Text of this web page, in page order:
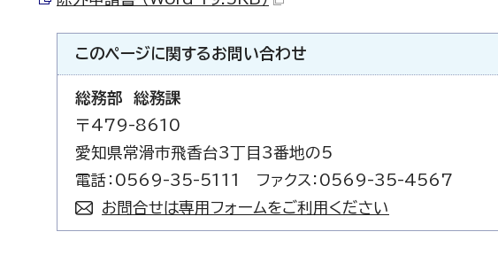
このページに関するお問い合わせ
総務部 総務課
〒479-8610
愛知県常滑市飛香台3丁目3番地の5
電話：0569-35-5111 ファクス：0569-35-4567
お問合せは専用フォームをご利用ください